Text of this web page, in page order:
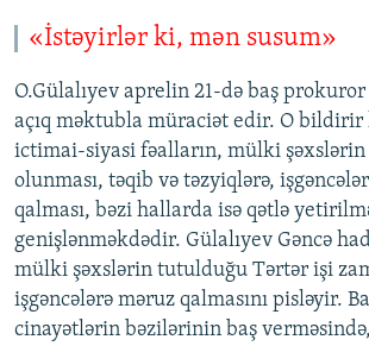
«İstəyirlər ki, mən susum»
O.Gülalıyev aprelin 21-də baş
açıq məktubla müraciət edir. O
ictimai-siyasi fəalların, mülki şəxslərin
olunması, təqib və təzyiqlərə,
qalması, bəzi hallarda isə qətlə
genişlənməkdədir. Gülalıyev Gəncə
mülki şəxslərin tutulduğu Tərtər işi
işgəncələrə məruz qalmasını pisləyir.
cinayətlərin bəzilərinin baş